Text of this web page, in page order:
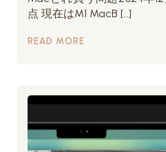
点 現在はM1 MacB […]
READ MORE